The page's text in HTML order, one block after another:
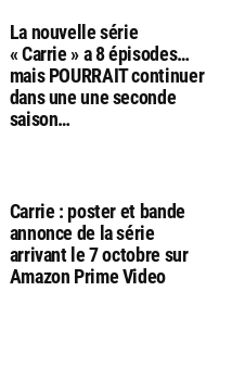
La nouvelle série
« Carrie » a 8 épisodes…
mais POURRAIT continuer
dans une une seconde
saison…
Carrie : poster et bande
annonce de la série
arrivant le 7 octobre sur
Amazon Prime Video